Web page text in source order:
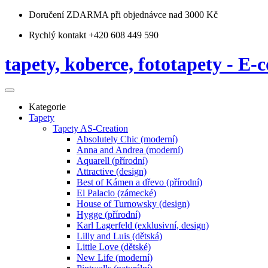
Doručení ZDARMA při objednávce nad 3000 Kč
Rychlý kontakt +420 608 449 590
tapety, koberce, fototapety - E-
Kategorie
Tapety
Tapety AS-Creation
Absolutely Chic (moderní)
Anna and Andrea (moderní)
Aquarell (přírodní)
Attractive (design)
Best of Kámen a dřevo (přírodní)
El Palacio (zámecké)
House of Turnowsky (design)
Hygge (přírodní)
Karl Lagerfeld (exklusivní, design)
Lilly and Luis (dětská)
Little Love (dětské)
New Life (moderní)